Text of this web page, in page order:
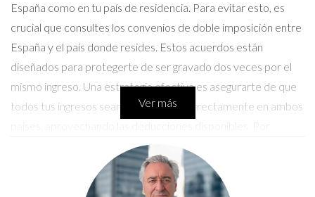
España como en tu país de residencia. Para evitar esto, es
crucial que consultes los convenios de doble imposición entre
España y el país donde resides. Estos acuerdos están
diseñados para protegerte de ser gravado dos veces por el
mismo ingreso. Una estrategia efectiva es asegurarte de que
todos tus ingresos sean reportados correctamente en ambos
ejemplo, si vendes una propiedad por 300,000 euros y has
pagado 50,000 euros en impuestos en España, puedes
solicitar un crédito fiscal en tu país de residencia por esa
Ver más